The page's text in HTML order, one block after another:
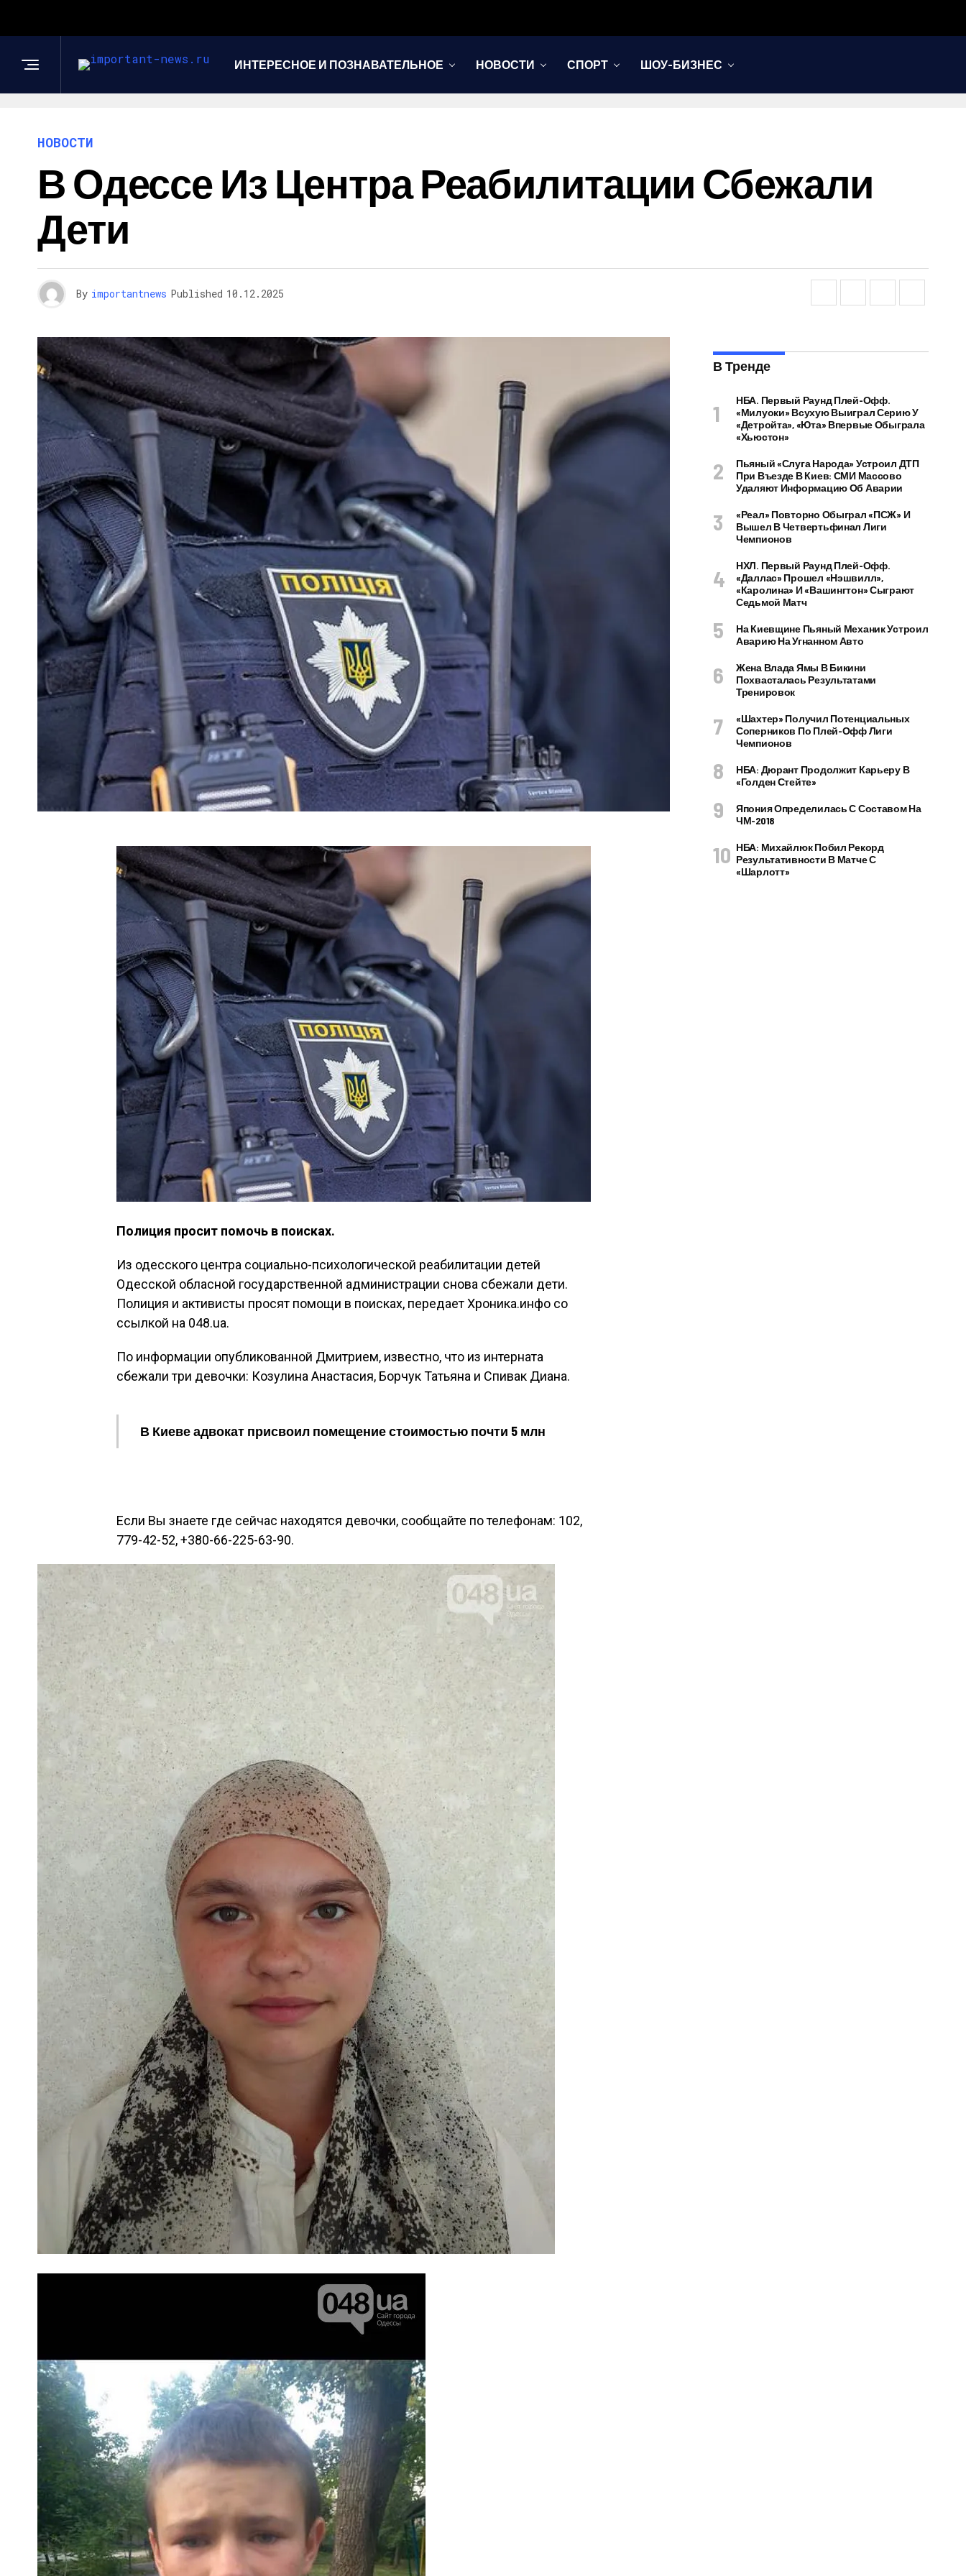
ИНТЕРЕСНОЕ И ПОЗНАВАТЕЛЬНОЕ НОВОСТИ СПОРТ ШОУ-БИЗНЕС
НОВОСТИ
В Одессе Из Центра Реабилитации Сбежали
Дети
By importantnews Published 10.12.2025
Полиция просит помочь в поисках.
Из одесского центра социально-психологической реабилитации детей
Одесской обласной государственной администрации снова сбежали дети.
Полиция и активисты просят помощи в поисках, передает Хроника.инфо со
ссылкой на 048.ua.
По информации опубликованной Дмитрием, известно, что из интерната
сбежали три девочки: Козулина Анастасия, Борчук Татьяна и Спивак Диана.
В Киеве адвокат присвоил помещение стоимостью почти 5 млн
Если Вы знаете где сейчас находятся девочки, сообщайте по телефонам: 102,
779-42-52, +380-66-225-63-90.
В Тренде
НБА. Первый Раунд Плей-Офф.
«Милуоки» Всухую Выиграл Серию У
«Детройта», «Юта» Впервые Обыграла
«Хьюстон»
Пьяный «слуга Народа» Устроил ДТП
При Въезде В Киев: СМИ Массово
Удаляют Информацию Об Аварии
«Реал» Повторно Обыграл «ПСЖ» И
Вышел В Четвертьфинал Лиги
Чемпионов
НХЛ. Первый Раунд Плей-Офф.
«Даллас» Прошел «Нэшвилл»,
«Каролина» И «Вашингтон» Сыграют
Седьмой Матч
На Киевщине Пьяный Механик Устроил
Аварию На Угнанном Авто
Жена Влада Ямы В Бикини
Похвасталась Результатами
Тренировок
«Шахтер» Получил Потенциальных
Соперников По Плей-Офф Лиги
Чемпионов
НБА: Дюрант Продолжит Карьеру В
«Голден Стейте»
Япония Определилась С Составом На
ЧМ-2018
НБА: Михайлюк Побил Рекорд
Результативности В Матче С
«Шарлотт»